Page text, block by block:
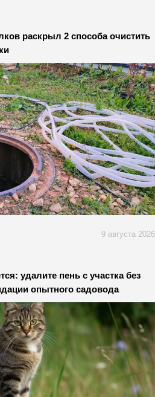
раскрыл 2 способа очистить
9 августа 2026
удалите пень с участка без
опытного садовода